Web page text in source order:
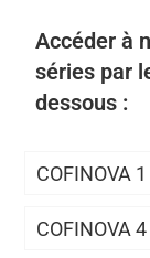
Accéder à
séries par
dessous :
COFINOVA 1
COFINOVA 4